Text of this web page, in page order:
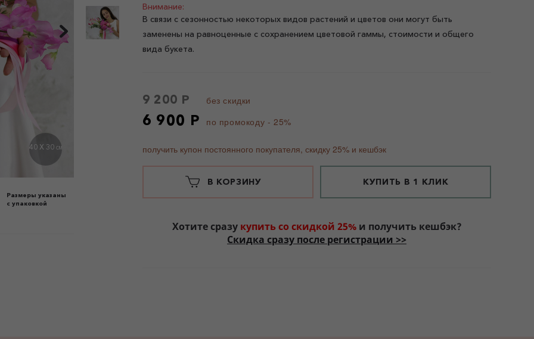
40 X 30 СМ
Размеры указаны
с упаковкой
Внимание:
В связи с сезонностью некоторых видов растений и цветов они могут быть
заменены на равноценные с сохранением цветовой гаммы, стоимости и общего
вида букета.
9 200 Р без скидки
6 900 Р по промокоду - 25%
получить купон постоянного покупателя, скидку 25% и кешбэк
В КОРЗИНУ КУПИТЬ В 1 КЛИК
Хотите сразу купить со скидкой 25%и получить кешбэк?
Скидка сразу после регистрации >>